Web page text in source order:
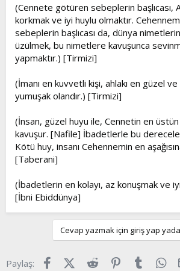
(Cennete götüren sebeplerin başlıcası,
korkmak ve iyi huylu olmaktır.
sebeplerin başlıcası da, dünya
üzülmek, bu nimetlere kavuşunca
yapmaktır.) [Tirmizi]
(İmanı en kuvvetli kişi, ahlakı en güzel ve
yumuşak olandır.) [Tirmizi]
(İnsan, güzel huyu ile, Cennetin en
kavuşur. [Nafile] İbadetlerle bu
Kötü huy, insanı Cehennemin en
[Taberani]
(İbadetlerin en kolayı, az konuşmak ve
[İbni Ebiddünya]
Cevap yazmak için giriş yap
Paylaş: FacebookX (Twitter)
Reddit Pinterest
Tumblr